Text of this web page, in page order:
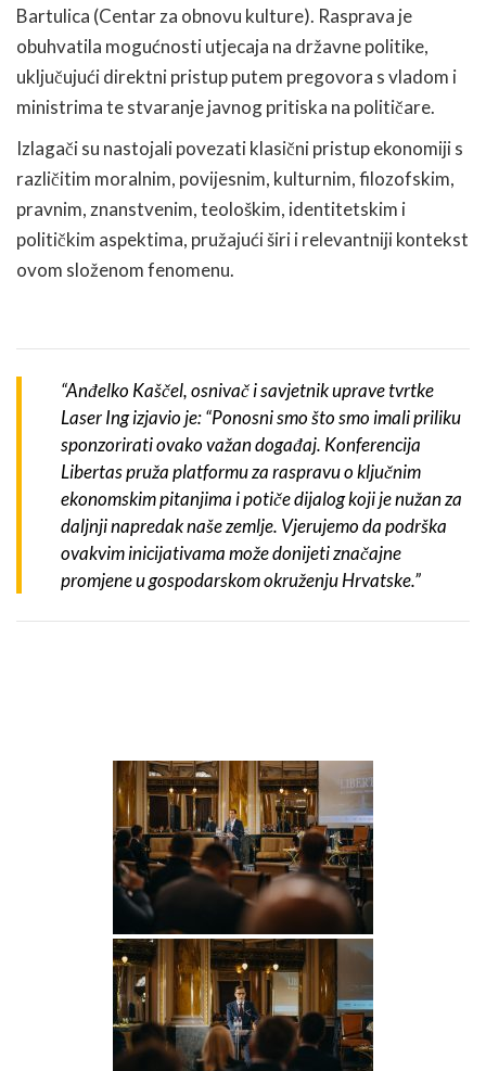
Bartulica (Centar za obnovu kulture). Rasprava je
obuhvatila mogućnosti utjecaja na državne politike,
uključujući direktni pristup putem pregovora s vladom i
ministrima te stvaranje javnog pritiska na političare.
Izlagači su nastojali povezati klasični pristup ekonomiji s
različitim moralnim, povijesnim, kulturnim, filozofskim,
pravnim, znanstvenim, teološkim, identitetskim i
političkim aspektima, pružajući širi i relevantniji kontekst
ovom složenom fenomenu.
“Anđelko Kaščel, osnivač i savjetnik uprave tvrtke
Laser Ing izjavio je: “Ponosni smo što smo imali priliku
sponzorirati ovako važan događaj. Konferencija
Libertas pruža platformu za raspravu o ključnim
ekonomskim pitanjima i potiče dijalog koji je nužan za
daljnji napredak naše zemlje. Vjerujemo da podrška
ovakvim inicijativama može donijeti značajne
promjene u gospodarskom okruženju Hrvatske.”